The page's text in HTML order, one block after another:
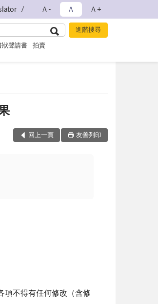
Ａ- Ａ Ａ+
狀聲請書 拍賣
回上一頁 友善列印
項不得有任何修改（含修